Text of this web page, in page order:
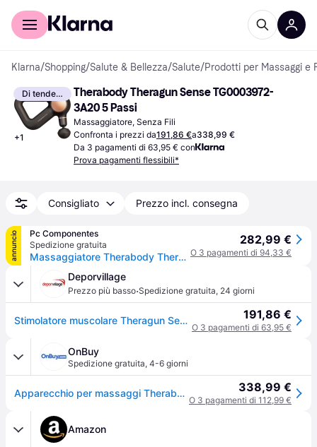
Per il tuo shopping
Klarna/Shopping/Salute & Bellezza/Salute/Prodotti per Massaggi e
Di tendenza
+1
Therabody Theragun Sense TG0003972-
3A20 5 Passi
Massaggiatore, Senza Fili
Confronta i prezzi da191,86 €a338,99 €
Da 3 pagamenti di 63,95 € con
Prova pagamenti flessibili*
Consigliato Prezzo incl. consegna
annuncio
Pc Componentes
Spedizione gratuita
Massaggiatore Therabody Theragun Sense Bianco Bluetooth LCD 5 velocità 4 testine
282,99 €
O 3 pagamenti di 94,33 €
Deporvillage
Prezzo più basso·Spedizione gratuita, 24 giorni
Stimolatore muscolare Theragun Sense bianco - White 191,86 €
O 3 pagamenti di 63,95 €
OnBuy
Spedizione gratuita, 4-6 giorni
Apparecchio per massaggi Therabody Theragun Sense TG0003971 3A10 Nero e Rosa 338,99 €
O 3 pagamenti di 112,99 €
Amazon